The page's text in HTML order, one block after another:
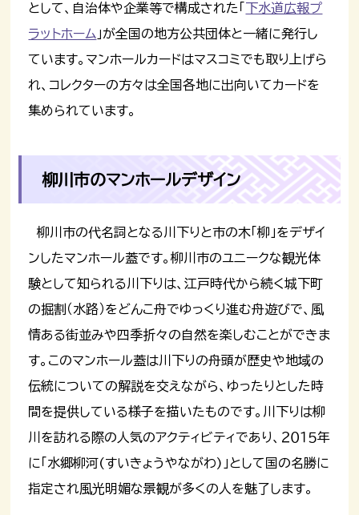
として、自治体や企業等で構成された「 下水道広報プ
ラットホーム 」が全国の地方公共団体と一緒に発行し
ています。マンホールカードはマスコミでも取り上げら
れ、コレクターの方々は全国各地に出向いてカードを
集められています。
柳川市のマンホールデザイン
柳川市の代名詞となる川下りと市の木「柳」をデザイ
ンしたマンホール蓋です。柳川市のユニークな観光体
験として知られる川下りは、江戸時代から続く城下町
の掘割（水路）をどんこ舟でゆっくり進む舟遊びで、風
情ある街並みや四季折々の自然を楽しむことができま
す。このマンホール蓋は川下りの舟頭が歴史や地域の
伝統についての解説を交えながら、ゆったりとした時
間を提供している様子を描いたものです。川下りは柳
川を訪れる際の人気のアクティビティであり、２０１５年
に「水郷柳河(すいきょうやながわ)」として国の名勝に
指定され風光明媚な景観が多くの人を魅了します。